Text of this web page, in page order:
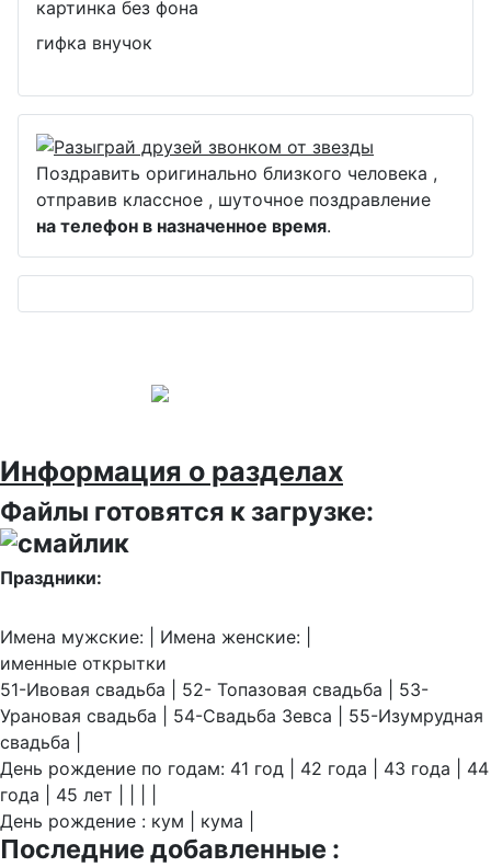
картинка без фона
гифка внучок
Поздравить оригинально близкого человека ,
отправив классное , шуточное поздравление
на телефон в назначенное время.
Информация о разделах
Файлы готовятся к загрузке:
Праздники:
Имена мужские: | Имена женские: |
именные открытки
51-Ивовая свадьба | 52- Топазовая свадьба | 53-
Урановая свадьба | 54-Свадьба Зевса | 55-Изумрудная
свадьба |
День рождение по годам: 41 год | 42 года | 43 года | 44
года | 45 лет | | | |
День рождение : кум | кума |
Последние добавленные :